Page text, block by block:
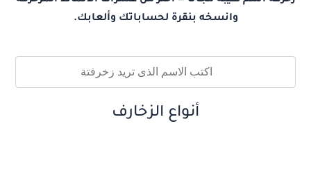
وانسخه بنقرة لحساباتك وألعابك.
أنواع الزخارف